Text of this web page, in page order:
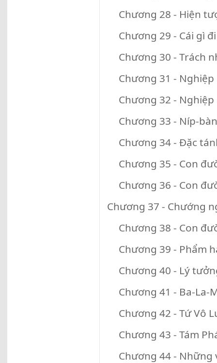
Chương 28 - Hiện
Chương 29 - Cái gì
Chương 30 - Trách
Chương 31 -
Chương 32 -
Chương 33 - Níp-
Chương 34 - Đặc
Chương 35 - Con
Chương 36 - Con
Chương 37 - Chướng
Chương 38 - Con
Chương 39 - Phẩm
Chương 40 - Lý
Chương 41 - Ba-La-
Chương 42 - Tứ Vô
Chương 43 - Tám
Chương 44 - Những